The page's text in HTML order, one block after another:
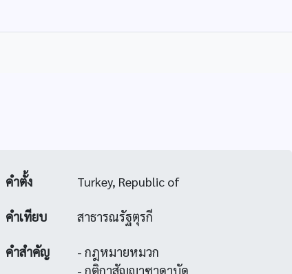
คำตั้ง Turkey, Republic of
คำเทียบ สาธารณรัฐตุรกี
คำสำคัญ
- กฎหมายหมวก
- กติกาสัญญาซาดาบัด